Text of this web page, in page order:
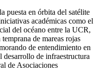
puesta en órbita del satélite
académicas como el
del océano entre la UCR,
de mareas rojas
de entendimiento en
desarrollo de infraestructura
de Asociaciones